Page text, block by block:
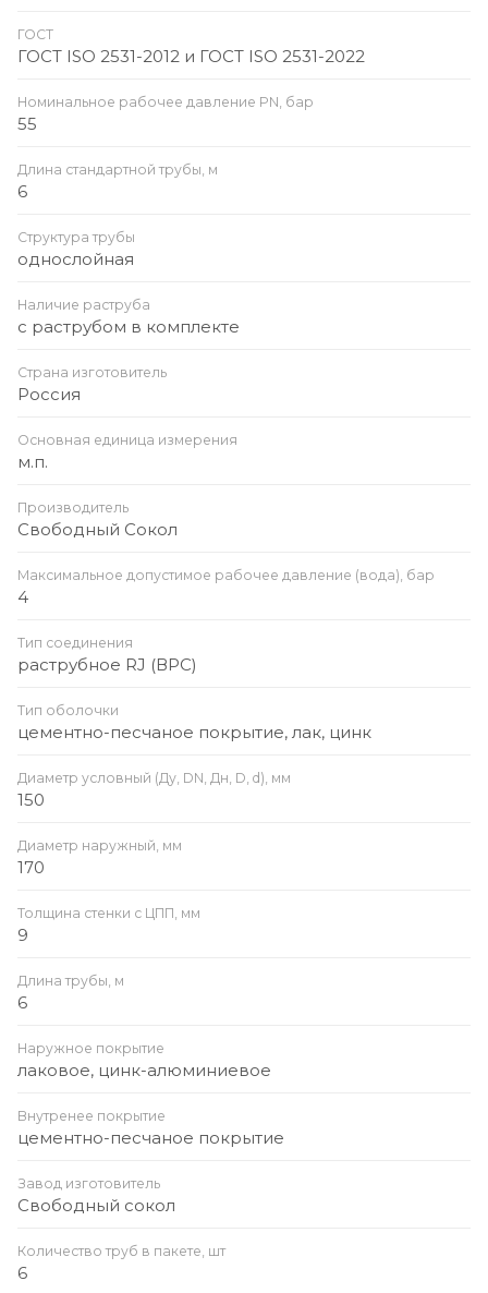
ГОСТ
ГОСТ ISO 2531-2012 и ГОСТ ISO 2531-2022
Номинальное рабочее давление PN, бар
55
Длина стандартной трубы, м
6
Структура трубы
однослойная
Наличие раструба
с раструбом в комплекте
Страна изготовитель
Россия
Основная единица измерения
м.п.
Производитель
Свободный Сокол
Максимальное допустимое рабочее давление (вода), бар
4
Тип соединения
раструбное RJ (ВРС)
Тип оболочки
цементно-песчаное покрытие, лак, цинк
Диаметр условный (Ду, DN, Дн, D, d), мм
150
Диаметр наружный, мм
170
Толщина стенки с ЦПП, мм
9
Длина трубы, м
6
Наружное покрытие
лаковое, цинк-алюминиевое
Внутренее покрытие
цементно-песчаное покрытие
Завод изготовитель
Свободный сокол
Количество труб в пакете, шт
6